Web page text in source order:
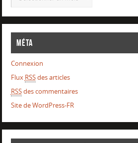
Méta
Connexion
Flux RSSdes articles
RSSdes commentaires
Site de WordPress-FR